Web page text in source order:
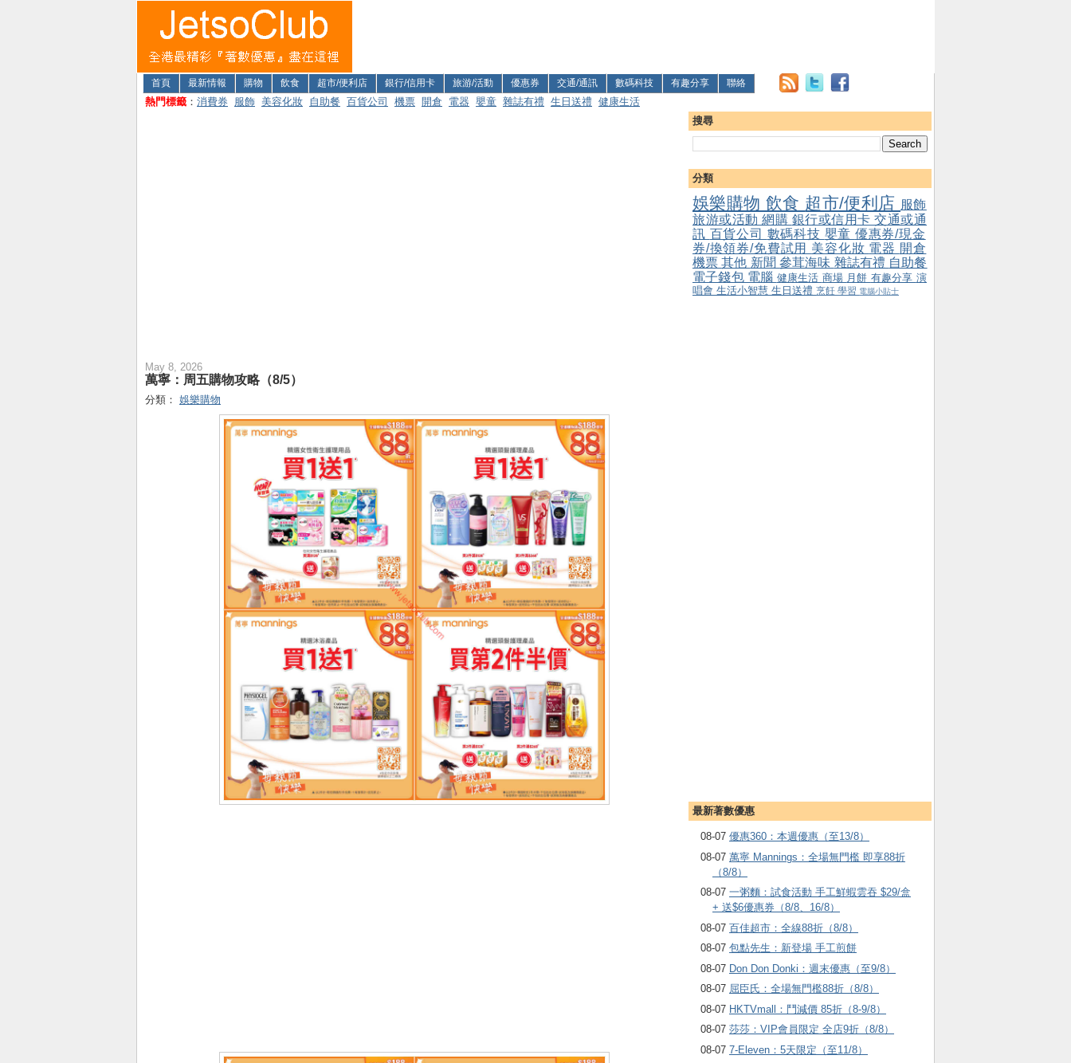
首頁 最新情報 購物 飲食 超市/便利店 銀行/信用卡 旅游/活動 優惠券 交通/通訊 數碼科技 有趣分享 聯絡
熱門標籤 ： 消費券 服飾 美容化妝 自助餐 百貨公司 機票 開倉 電器 嬰童 雜誌有禮 生日送禮 健康生活
搜尋
分類
娛樂購物 飲食 超市/便利店 服飾
旅游或活動 網購 銀行或信用卡 交通或通
訊 百貨公司 數碼科技 嬰童 優惠券/現金
券/換領券/免費試用 美容化妝 電器 開倉
機票其他 新聞參茸海味 雜誌有禮 自助餐
電子錢包 電腦 健康生活 商場 月餅 有趣分享 演
唱會 生活小智慧 生日送禮 烹飪 學習 電腦小貼士
最新著數優惠
08-07 優惠360：本週優惠（至13/8）
08-07 萬寧 Mannings：全場無門檻 即享88折
（8/8）
08-07 一粥麵：試食活動 手工鮮蝦雲吞 $29/盒
+ 送$6優惠券（8/8、16/8）
08-07 百佳超市：全線88折（8/8）
08-07 包點先生：新登場 手工煎餅
08-07 Don Don Donki：週末優惠（至9/8）
08-07 屈臣氏：全場無門檻88折（8/8）
08-07 HKTVmall ：鬥減價 85折（8-9/8）
08-07 莎莎：VIP會員限定 全店9折（8/8）
08-07 7-Eleven：5天限定（至11/8）
May 8, 2026
萬寧：周五購物攻略（8/5）
分類： 娛樂購物